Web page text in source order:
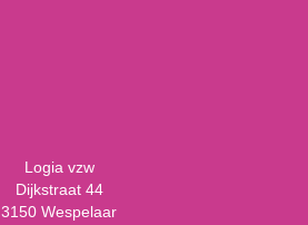
Logia vzw
Dijkstraat 44
3150 Wespelaar